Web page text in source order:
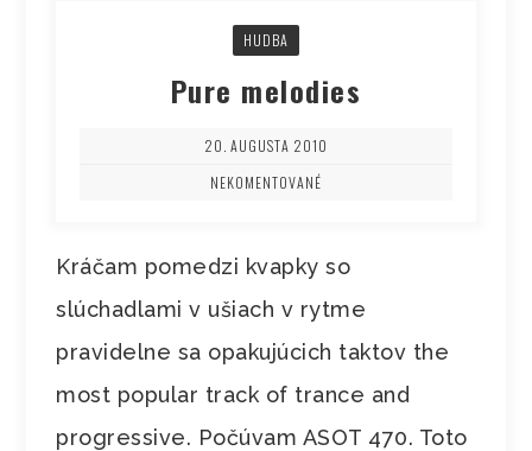
HUDBA
Pure melodies
20. AUGUSTA 2010
NEKOMENTOVANÉ
Kráčam pomedzi kvapky so
slúchadlami v ušiach v rytme
pravidelne sa opakujúcich taktov the
most popular track of trance and
progressive. Počúvam ASOT 470. Toto